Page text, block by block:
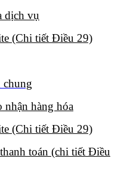
dịch vụ​
(Chi tiết Điều 29)​
chung​
nhận hàng hóa​
(Chi tiết Điều 29)​
toán (chi tiết Điều